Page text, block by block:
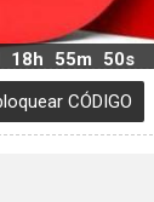
18h 55m 49s